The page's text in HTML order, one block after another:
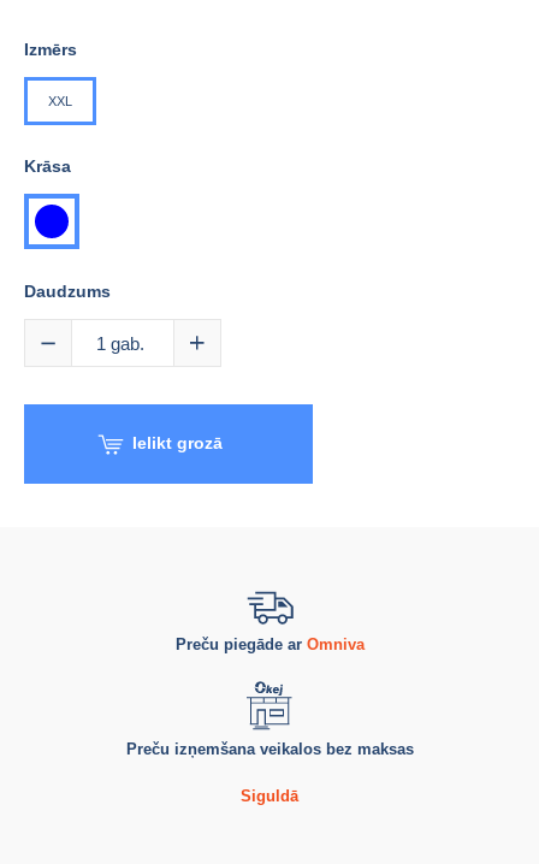
Izmērs
XXL
Krāsa
zila
Daudzums
1 gab.
Ielikt grozā
Preču piegāde ar Omniva
Preču izņemšana veikalos bez maksas
Siguldā